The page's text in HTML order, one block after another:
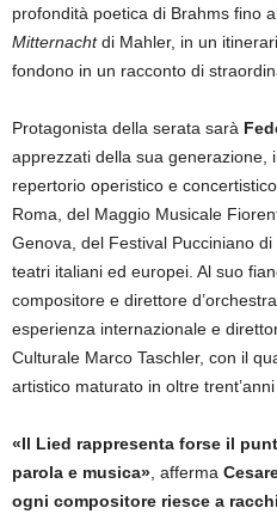
profondità poetica di Brahms fino
Mitternachtdi Mahler, in un
fondono in un racconto di
Protagonista della serata sarà
apprezzati della sua generazione,
repertorio operistico e
Roma, del Maggio Musicale
Genova, del Festival Pucciniano
teatri italiani ed europei. Al suo
compositore e direttore
esperienza internazionale e
Culturale Marco Taschler, con il
artistico maturato in oltre
«Il Lied rappresenta forse il
parola e musica» , afferma
ogni compositore riesce a